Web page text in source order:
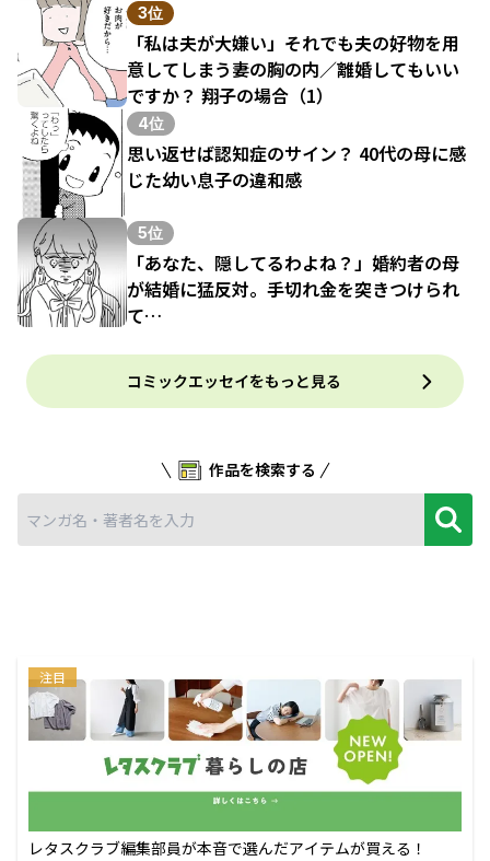
3位
「私は夫が大嫌い」それでも夫の好物を用
意してしまう妻の胸の内／離婚してもいい
ですか？ 翔子の場合（1）
4位
思い返せば認知症のサイン？ 40代の母に感
じた幼い息子の違和感
5位
「あなた、隠してるわよね？」婚約者の母
が結婚に猛反対。手切れ金を突きつけられ
て…
コミックエッセイをもっと見る
作品を検索する
注目
レタスクラブ編集部員が本音で選んだアイテムが買える！